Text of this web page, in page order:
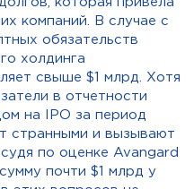
которая привела
компаний. В случае с
обязательств
холдинга
свыше $1 млрд. Хотя
в отчетности
на IPO за период
странными и вызывают
по оценке Avangard
почти $1 млрд у